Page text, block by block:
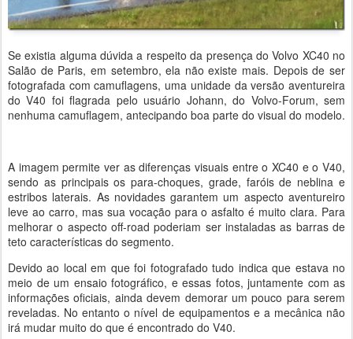
Se existia alguma dúvida a respeito da presença do Volvo XC40 no
Salão de Paris, em setembro, ela não existe mais. Depois de ser
fotografada com camuflagens, uma unidade da versão aventureira
do V40 foi flagrada pelo usuário Johann, do Volvo-Forum, sem
nenhuma camuflagem, antecipando boa parte do visual do modelo.
A imagem permite ver as diferenças visuais entre o XC40 e o V40,
sendo as principais os para-choques, grade, faróis de neblina e
estribos laterais. As novidades garantem um aspecto aventureiro
leve ao carro, mas sua vocação para o asfalto é muito clara. Para
melhorar o aspecto off-road poderiam ser instaladas as barras de
teto características do segmento.
Devido ao local em que foi fotografado tudo indica que estava no
meio de um ensaio fotográfico, e essas fotos, juntamente com as
informações oficiais, ainda devem demorar um pouco para serem
reveladas. No entanto o nível de equipamentos e a mecânica não
irá mudar muito do que é encontrado do V40.